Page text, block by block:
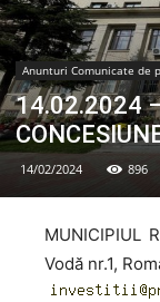
Anunturi Comunicate de
14.02.2024
14/02/2024 896
MUNICIPIUL
Vodă nr.1,